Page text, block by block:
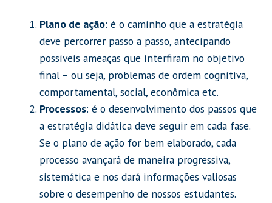
Plano de ação: é o caminho que a estratégia
deve percorrer passo a passo, antecipando
possíveis ameaças que interfiram no objetivo
final – ou seja, problemas de ordem cognitiva,
comportamental, social, econômica etc.
Processos: é o desenvolvimento dos passos que
a estratégia didática deve seguir em cada fase.
Se o plano de ação for bem elaborado, cada
processo avançará de maneira progressiva,
sistemática e nos dará informações valiosas
sobre o desempenho de nossos estudantes.